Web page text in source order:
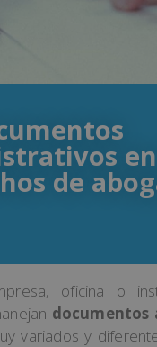
de
oficina o
variados y